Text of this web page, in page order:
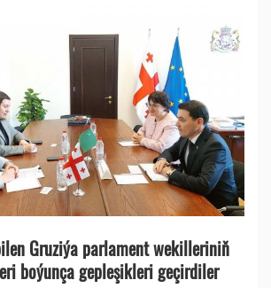
Gruziýa parlament wekilleriniň
boýunça gepleşikleri geçirdiler